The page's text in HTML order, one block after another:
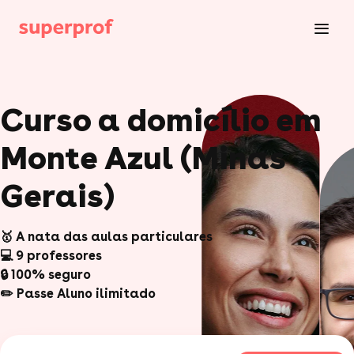
Curso a domicílio em
Monte Azul (Minas
Gerais)
🥇 A nata das aulas particulares
💻 9 professores
🔒 100% seguro
✏️ Passe Aluno ilimitado